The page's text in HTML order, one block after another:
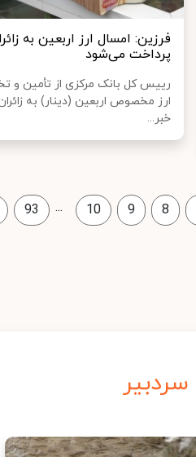
فرزین: امسال ارز اربعین به
پرداخت می‌شود
رییس کل بانک مرکزی از تأمین
ارز مخصوص اربعین (دینار) به زائران
خبر...
8
9
10
...
93
سردبیر